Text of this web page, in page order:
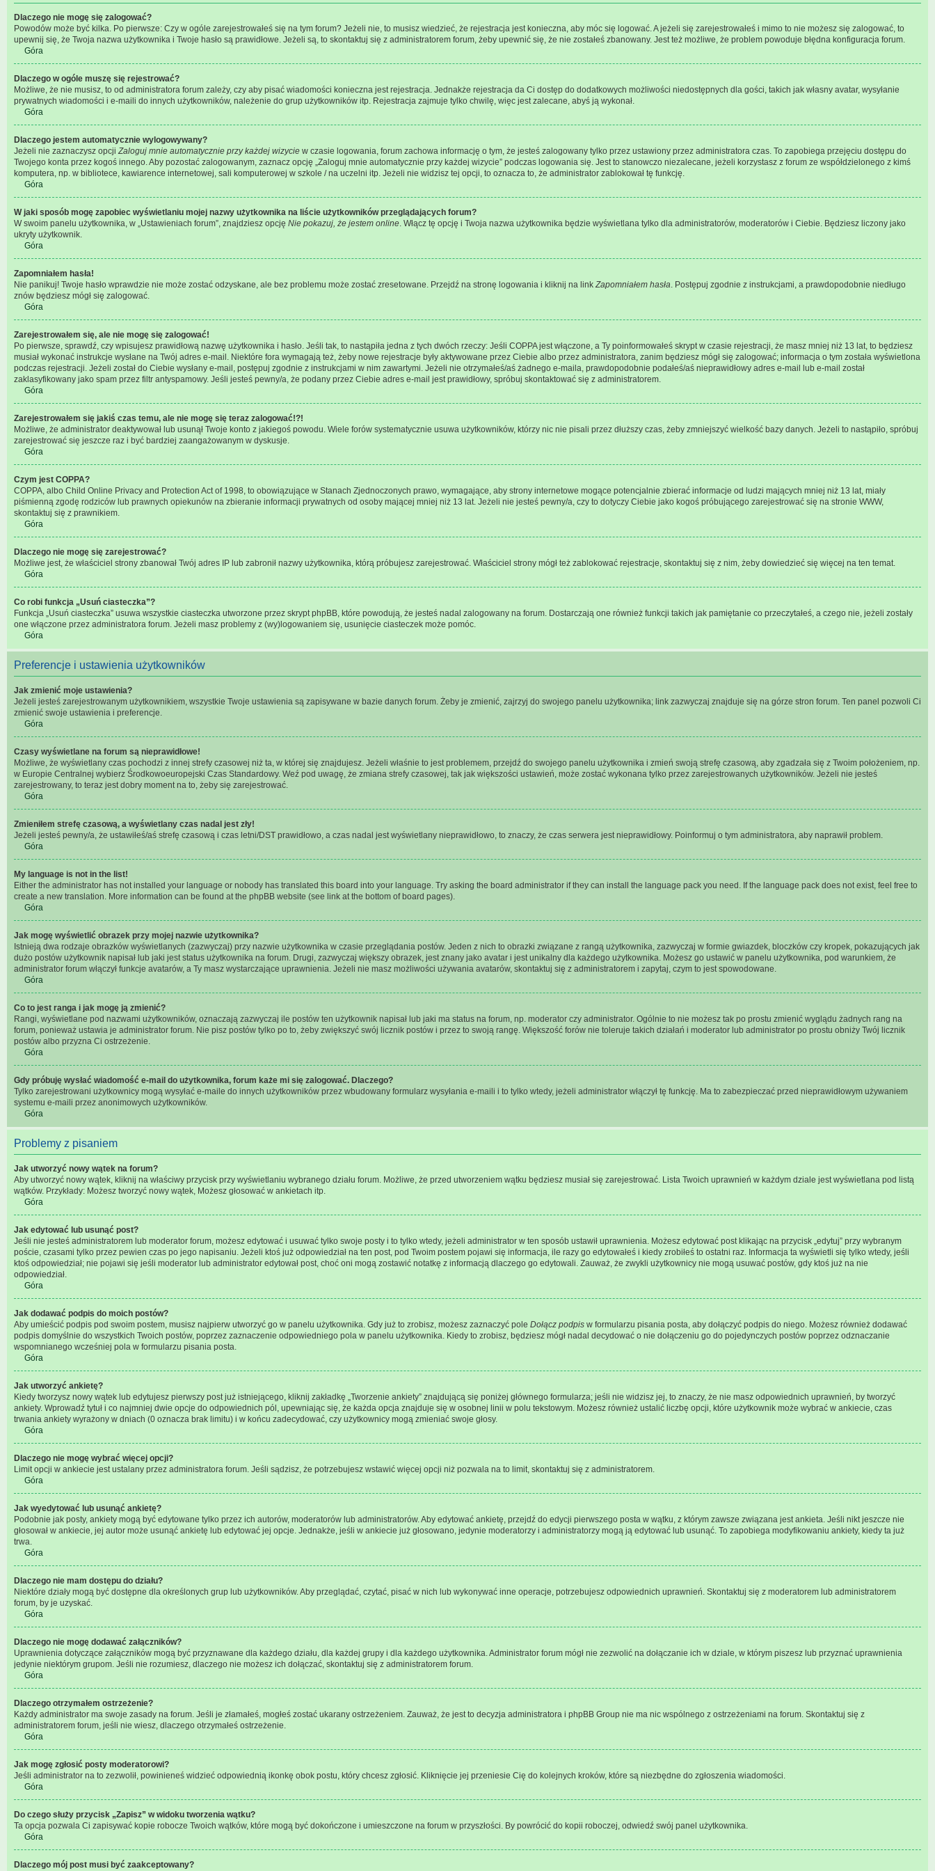
Dlaczego nie mogę się zalogować?
Powodów może być kilka. Po pierwsze: Czy w ogóle zarejestrowałeś się na tym forum? Jeżeli nie, to musisz wiedzieć, że rejestracja jest konieczna, aby móc się logować. A jeżeli się zarejestrowałeś i mimo to nie możesz się zalogować, to
upewnij się, że Twoja nazwa użytkownika i Twoje hasło są prawidłowe. Jeżeli są, to skontaktuj się z administratorem forum, żeby upewnić się, że nie zostałeś zbanowany. Jest też możliwe, że problem powoduje błędna konfiguracja forum.
Góra
Dlaczego w ogóle muszę się rejestrować?
Możliwe, że nie musisz, to od administratora forum zależy, czy aby pisać wiadomości konieczna jest rejestracja. Jednakże rejestracja da Ci dostęp do dodatkowych możliwości niedostępnych dla gości, takich jak własny avatar, wysyłanie
prywatnych wiadomości i e-maili do innych użytkowników, należenie do grup użytkowników itp. Rejestracja zajmuje tylko chwilę, więc jest zalecane, abyś ją wykonał.
Góra
Dlaczego jestem automatycznie wylogowywany?
Jeżeli nie zaznaczysz opcji Zaloguj mnie automatycznie przy każdej wizycie w czasie logowania, forum zachowa informację o tym, że jesteś zalogowany tylko przez ustawiony przez administratora czas. To zapobiega przejęciu dostępu do
Twojego konta przez kogoś innego. Aby pozostać zalogowanym, zaznacz opcję „Zaloguj mnie automatycznie przy każdej wizycie” podczas logowania się. Jest to stanowczo niezalecane, jeżeli korzystasz z forum ze współdzielonego z kimś
komputera, np. w bibliotece, kawiarence internetowej, sali komputerowej w szkole / na uczelni itp. Jeżeli nie widzisz tej opcji, to oznacza to, że administrator zablokował tę funkcję.
Góra
W jaki sposób mogę zapobiec wyświetlaniu mojej nazwy użytkownika na liście użytkowników przeglądających forum?
W swoim panelu użytkownika, w „Ustawieniach forum”, znajdziesz opcję Nie pokazuj, że jestem online . Włącz tę opcję i Twoja nazwa użytkownika będzie wyświetlana tylko dla administratorów, moderatorów i Ciebie. Będziesz liczony jako
ukryty użytkownik.
Góra
Zapomniałem hasła!
Nie panikuj! Twoje hasło wprawdzie nie może zostać odzyskane, ale bez problemu może zostać zresetowane. Przejdź na stronę logowania i kliknij na link Zapomniałem hasła . Postępuj zgodnie z instrukcjami, a prawdopodobnie niedługo
znów będziesz mógł się zalogować.
Góra
Zarejestrowałem się, ale nie mogę się zalogować!
Po pierwsze, sprawdź, czy wpisujesz prawidłową nazwę użytkownika i hasło. Jeśli tak, to nastąpiła jedna z tych dwóch rzeczy: Jeśli COPPA jest włączone, a Ty poinformowałeś skrypt w czasie rejestracji, że masz mniej niż 13 lat, to będziesz
musiał wykonać instrukcje wysłane na Twój adres e-mail. Niektóre fora wymagają też, żeby nowe rejestracje były aktywowane przez Ciebie albo przez administratora, zanim będziesz mógł się zalogować; informacja o tym została wyświetlona
podczas rejestracji. Jeżeli został do Ciebie wysłany e-mail, postępuj zgodnie z instrukcjami w nim zawartymi. Jeżeli nie otrzymałeś/aś żadnego e-maila, prawdopodobnie podałeś/aś nieprawidłowy adres e-mail lub e-mail został
zaklasyfikowany jako spam przez filtr antyspamowy. Jeśli jesteś pewny/a, że podany przez Ciebie adres e-mail jest prawidłowy, spróbuj skontaktować się z administratorem.
Góra
Zarejestrowałem się jakiś czas temu, ale nie mogę się teraz zalogować!?!
Możliwe, że administrator deaktywował lub usunął Twoje konto z jakiegoś powodu. Wiele forów systematycznie usuwa użytkowników, którzy nic nie pisali przez dłuższy czas, żeby zmniejszyć wielkość bazy danych. Jeżeli to nastąpiło, spróbuj
zarejestrować się jeszcze raz i być bardziej zaangażowanym w dyskusje.
Góra
Czym jest COPPA?
COPPA, albo Child Online Privacy and Protection Act of 1998, to obowiązujące w Stanach Zjednoczonych prawo, wymagające, aby strony internetowe mogące potencjalnie zbierać informacje od ludzi mających mniej niż 13 lat, miały
piśmienną zgodę rodziców lub prawnych opiekunów na zbieranie informacji prywatnych od osoby mającej mniej niż 13 lat. Jeżeli nie jesteś pewny/a, czy to dotyczy Ciebie jako kogoś próbującego zarejestrować się na stronie WWW,
skontaktuj się z prawnikiem.
Góra
Dlaczego nie mogę się zarejestrować?
Możliwe jest, że właściciel strony zbanował Twój adres IP lub zabronił nazwy użytkownika, którą próbujesz zarejestrować. Właściciel strony mógł też zablokować rejestracje, skontaktuj się z nim, żeby dowiedzieć się więcej na ten temat.
Góra
Co robi funkcja „Usuń ciasteczka”?
Funkcja „Usuń ciasteczka” usuwa wszystkie ciasteczka utworzone przez skrypt phpBB, które powodują, że jesteś nadal zalogowany na forum. Dostarczają one również funkcji takich jak pamiętanie co przeczytałeś, a czego nie, jeżeli zostały
one włączone przez administratora forum. Jeżeli masz problemy z (wy)logowaniem się, usunięcie ciasteczek może pomóc.
Góra
Preferencje i ustawienia użytkowników
Jak zmienić moje ustawienia?
Jeżeli jesteś zarejestrowanym użytkownikiem, wszystkie Twoje ustawienia są zapisywane w bazie danych forum. Żeby je zmienić, zajrzyj do swojego panelu użytkownika; link zazwyczaj znajduje się na górze stron forum. Ten panel pozwoli Ci
zmienić swoje ustawienia i preferencje.
Góra
Czasy wyświetlane na forum są nieprawidłowe!
Możliwe, że wyświetlany czas pochodzi z innej strefy czasowej niż ta, w której się znajdujesz. Jeżeli właśnie to jest problemem, przejdź do swojego panelu użytkownika i zmień swoją strefę czasową, aby zgadzała się z Twoim położeniem, np.
w Europie Centralnej wybierz Środkowoeuropejski Czas Standardowy. Weź pod uwagę, że zmiana strefy czasowej, tak jak większości ustawień, może zostać wykonana tylko przez zarejestrowanych użytkowników. Jeżeli nie jesteś
zarejestrowany, to teraz jest dobry moment na to, żeby się zarejestrować.
Góra
Zmieniłem strefę czasową, a wyświetlany czas nadal jest zły!
Jeżeli jesteś pewny/a, że ustawiłeś/aś strefę czasową i czas letni/DST prawidłowo, a czas nadal jest wyświetlany nieprawidłowo, to znaczy, że czas serwera jest nieprawidłowy. Poinformuj o tym administratora, aby naprawił problem.
Góra
My language is not in the list!
Either the administrator has not installed your language or nobody has translated this board into your language. Try asking the board administrator if they can install the language pack you need. If the language pack does not exist, feel free to
create a new translation. More information can be found at the phpBB website (see link at the bottom of board pages).
Góra
Jak mogę wyświetlić obrazek przy mojej nazwie użytkownika?
Istnieją dwa rodzaje obrazków wyświetlanych (zazwyczaj) przy nazwie użytkownika w czasie przeglądania postów. Jeden z nich to obrazki związane z rangą użytkownika, zazwyczaj w formie gwiazdek, bloczków czy kropek, pokazujących jak
dużo postów użytkownik napisał lub jaki jest status użytkownika na forum. Drugi, zazwyczaj większy obrazek, jest znany jako avatar i jest unikalny dla każdego użytkownika. Możesz go ustawić w panelu użytkownika, pod warunkiem, że
administrator forum włączył funkcje avatarów, a Ty masz wystarczające uprawnienia. Jeżeli nie masz możliwości używania avatarów, skontaktuj się z administratorem i zapytaj, czym to jest spowodowane.
Góra
Co to jest ranga i jak mogę ją zmienić?
Rangi, wyświetlane pod nazwami użytkowników, oznaczają zazwyczaj ile postów ten użytkownik napisał lub jaki ma status na forum, np. moderator czy administrator. Ogólnie to nie możesz tak po prostu zmienić wyglądu żadnych rang na
forum, ponieważ ustawia je administrator forum. Nie pisz postów tylko po to, żeby zwiększyć swój licznik postów i przez to swoją rangę. Większość forów nie toleruje takich działań i moderator lub administrator po prostu obniży Twój licznik
postów albo przyzna Ci ostrzeżenie.
Góra
Gdy próbuję wysłać wiadomość e-mail do użytkownika, forum każe mi się zalogować. Dlaczego?
Tylko zarejestrowani użytkownicy mogą wysyłać e-maile do innych użytkowników przez wbudowany formularz wysyłania e-maili i to tylko wtedy, jeżeli administrator włączył tę funkcję. Ma to zabezpieczać przed nieprawidłowym używaniem
systemu e-maili przez anonimowych użytkowników.
Góra
Problemy z pisaniem
Jak utworzyć nowy wątek na forum?
Aby utworzyć nowy wątek, kliknij na właściwy przycisk przy wyświetlaniu wybranego działu forum. Możliwe, że przed utworzeniem wątku będziesz musiał się zarejestrować. Lista Twoich uprawnień w każdym dziale jest wyświetlana pod listą
wątków. Przykłady: Możesz tworzyć nowy wątek, Możesz głosować w ankietach itp.
Góra
Jak edytować lub usunąć post?
Jeśli nie jesteś administratorem lub moderator forum, możesz edytować i usuwać tylko swoje posty i to tylko wtedy, jeżeli administrator w ten sposób ustawił uprawnienia. Możesz edytować post klikając na przycisk „edytuj” przy wybranym
poście, czasami tylko przez pewien czas po jego napisaniu. Jeżeli ktoś już odpowiedział na ten post, pod Twoim postem pojawi się informacja, ile razy go edytowałeś i kiedy zrobiłeś to ostatni raz. Informacja ta wyświetli się tylko wtedy, jeśli
ktoś odpowiedział; nie pojawi się jeśli moderator lub administrator edytował post, choć oni mogą zostawić notatkę z informacją dlaczego go edytowali. Zauważ, że zwykli użytkownicy nie mogą usuwać postów, gdy ktoś już na nie
odpowiedział.
Góra
Jak dodawać podpis do moich postów?
Aby umieścić podpis pod swoim postem, musisz najpierw utworzyć go w panelu użytkownika. Gdy już to zrobisz, możesz zaznaczyć pole Dołącz podpis w formularzu pisania posta, aby dołączyć podpis do niego. Możesz również dodawać
podpis domyślnie do wszystkich Twoich postów, poprzez zaznaczenie odpowiedniego pola w panelu użytkownika. Kiedy to zrobisz, będziesz mógł nadal decydować o nie dołączeniu go do pojedynczych postów poprzez odznaczanie
wspomnianego wcześniej pola w formularzu pisania posta.
Góra
Jak utworzyć ankietę?
Kiedy tworzysz nowy wątek lub edytujesz pierwszy post już istniejącego, kliknij zakładkę „Tworzenie ankiety” znajdującą się poniżej głównego formularza; jeśli nie widzisz jej, to znaczy, że nie masz odpowiednich uprawnień, by tworzyć
ankiety. Wprowadź tytuł i co najmniej dwie opcje do odpowiednich pól, upewniając się, że każda opcja znajduje się w osobnej linii w polu tekstowym. Możesz również ustalić liczbę opcji, które użytkownik może wybrać w ankiecie, czas
trwania ankiety wyrażony w dniach (0 oznacza brak limitu) i w końcu zadecydować, czy użytkownicy mogą zmieniać swoje głosy.
Góra
Dlaczego nie mogę wybrać więcej opcji?
Limit opcji w ankiecie jest ustalany przez administratora forum. Jeśli sądzisz, że potrzebujesz wstawić więcej opcji niż pozwala na to limit, skontaktuj się z administratorem.
Góra
Jak wyedytować lub usunąć ankietę?
Podobnie jak posty, ankiety mogą być edytowane tylko przez ich autorów, moderatorów lub administratorów. Aby edytować ankietę, przejdź do edycji pierwszego posta w wątku, z którym zawsze związana jest ankieta. Jeśli nikt jeszcze nie
głosował w ankiecie, jej autor może usunąć ankietę lub edytować jej opcje. Jednakże, jeśli w ankiecie już głosowano, jedynie moderatorzy i administratorzy mogą ją edytować lub usunąć. To zapobiega modyfikowaniu ankiety, kiedy ta już
trwa.
Góra
Dlaczego nie mam dostępu do działu?
Niektóre działy mogą być dostępne dla określonych grup lub użytkowników. Aby przeglądać, czytać, pisać w nich lub wykonywać inne operacje, potrzebujesz odpowiednich uprawnień. Skontaktuj się z moderatorem lub administratorem
forum, by je uzyskać.
Góra
Dlaczego nie mogę dodawać załączników?
Uprawnienia dotyczące załączników mogą być przyznawane dla każdego działu, dla każdej grupy i dla każdego użytkownika. Administrator forum mógł nie zezwolić na dołączanie ich w dziale, w którym piszesz lub przyznać uprawnienia
jedynie niektórym grupom. Jeśli nie rozumiesz, dlaczego nie możesz ich dołączać, skontaktuj się z administratorem forum.
Góra
Dlaczego otrzymałem ostrzeżenie?
Każdy administrator ma swoje zasady na forum. Jeśli je złamałeś, mogłeś zostać ukarany ostrzeżeniem. Zauważ, że jest to decyzja administratora i phpBB Group nie ma nic wspólnego z ostrzeżeniami na forum. Skontaktuj się z
administratorem forum, jeśli nie wiesz, dlaczego otrzymałeś ostrzeżenie.
Góra
Jak mogę zgłosić posty moderatorowi?
Jeśli administrator na to zezwolił, powinieneś widzieć odpowiednią ikonkę obok postu, który chcesz zgłosić. Kliknięcie jej przeniesie Cię do kolejnych kroków, które są niezbędne do zgłoszenia wiadomości.
Góra
Do czego służy przycisk „Zapisz” w widoku tworzenia wątku?
Ta opcja pozwala Ci zapisywać kopie robocze Twoich wątków, które mogą być dokończone i umieszczone na forum w przyszłości. By powrócić do kopii roboczej, odwiedź swój panel użytkownika.
Góra
Dlaczego mój post musi być zaakceptowany?